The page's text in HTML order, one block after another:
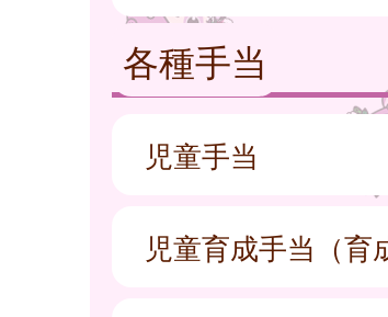
各種手当
児童手当
児童育成手当（育